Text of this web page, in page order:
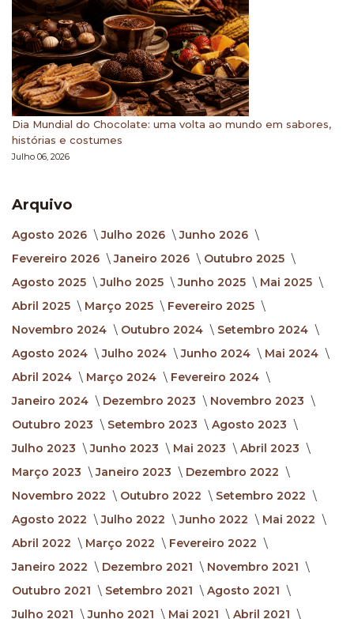
Dia Mundial do Chocolate: uma volta ao mundo em sabores,
histórias e costumes
Julho 06, 2026
Arquivo
Agosto 2026 Julho 2026
Junho 2026
Fevereiro 2026
Janeiro 2026
Outubro 2025
Agosto 2025
Julho 2025 Junho 2025
Mai 2025
Abril 2025
Março 2025
Fevereiro 2025
Novembro 2024
Outubro 2024
Setembro 2024
Agosto 2024
Julho 2024 Junho 2024
Mai 2024
Abril 2024
Março 2024
Fevereiro 2024
Janeiro 2024
Dezembro 2023
Novembro 2023
Outubro 2023
Setembro 2023
Agosto 2023
Julho 2023
Junho 2023 Mai 2023
Abril 2023
Março 2023
Janeiro 2023
Dezembro 2022
Novembro 2022
Outubro 2022
Setembro 2022
Agosto 2022
Julho 2022 Junho 2022
Mai 2022
Abril 2022
Março 2022
Fevereiro 2022
Janeiro 2022
Dezembro 2021
Novembro 2021
Outubro 2021
Setembro 2021
Agosto 2021
Julho 2021
Junho 2021 Mai 2021
Abril 2021